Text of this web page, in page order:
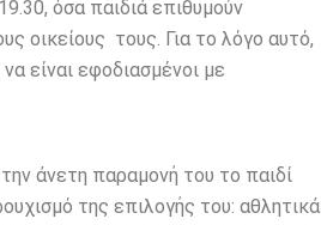
όσα παιδιά επιθυμούν
οικείους τους. Για το λόγο αυτό,
είναι εφοδιασμένοι με
άνετη παραμονή του το παιδί
της επιλογής του: αθλητικά